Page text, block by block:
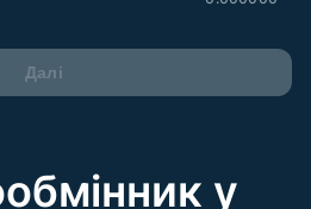
Далі
у